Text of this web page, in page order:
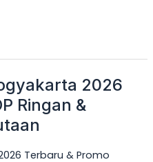
2026
Ringan &
Terbaru & Promo